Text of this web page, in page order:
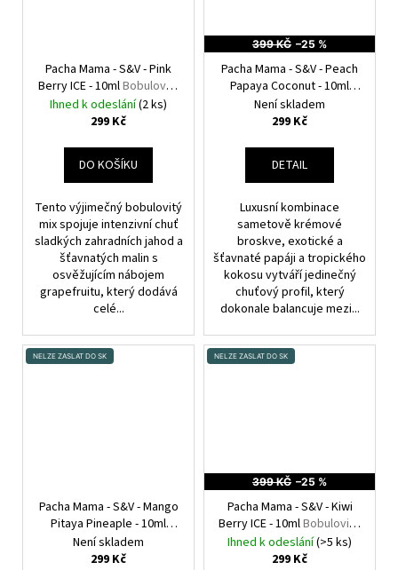
Pacha Mama - S&V - Pink
Berry ICE - 10mlBobulovitý
mix s grapefruitem a
kooladou
Ihned k odeslání(2 ks)
299 Kč
DO KOŠÍKU
Tento výjimečný bobulovitý
mix spojuje intenzivní chuť
sladkých zahradních jahod a
šťavnatých malin s
osvěžujícím nábojem
grapefruitu, který dodává
celé...
399 KČ –25 %
Pacha Mama - S&V - Peach
Papaya Coconut - 10ml
Broskev, papája, kokos
Není skladem
299 Kč
DETAIL
Luxusní kombinace
sametově krémové
broskve, exotické a
šťavnaté papáji a tropického
kokosu vytváří jedinečný
chuťový profil, který
dokonale balancuje mezi...
NELZE ZASLAT DO SK
Pacha Mama - S&V - Mango
Pitaya Pineaple - 10ml
Mango, dračí ovoce a
ananas
Není skladem
299 Kč
NELZE ZASLAT DO SK
399 KČ –25 %
Pacha Mama - S&V - Kiwi
Berry ICE - 10mlBobulovité
plody s kiwi a kooladou
Ihned k odeslání(>5 ks)
299 Kč